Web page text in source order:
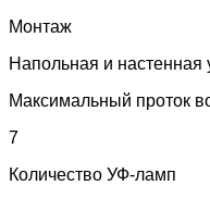
Монтаж
Напольная и настенная
Максимальный проток
7
Количество УФ-ламп